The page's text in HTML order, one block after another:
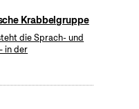
Krabbelgruppe
die Sprach- und
in der